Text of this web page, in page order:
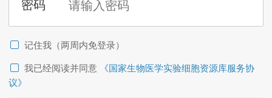
记住我（两周内免登录）
我已经阅读并同意
《国家生物医学实验细胞资源库服务协
议》